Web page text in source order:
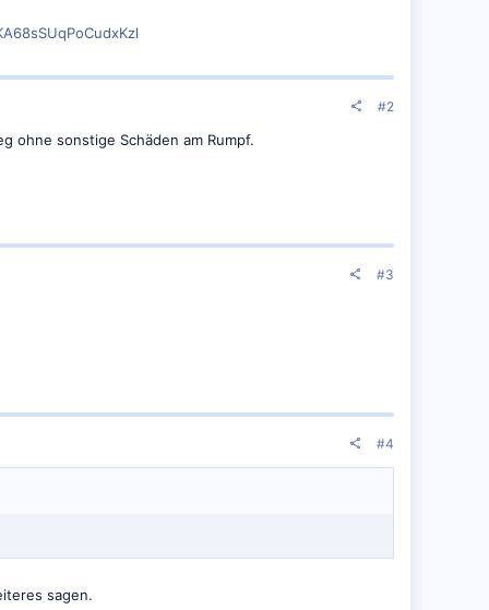
#2
ohne sonstige Schäden am Rumpf.
#3
#4
sagen.